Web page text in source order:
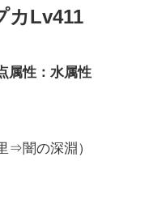
カLv411
性：水属性
⇒闇の深淵）